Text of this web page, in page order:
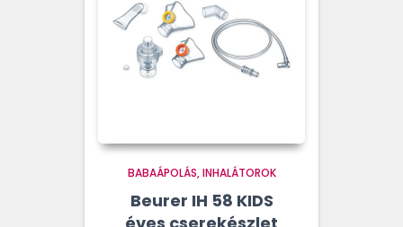
BABAÁPOLÁS INHALÁTOROK
Beurer IH 58 KIDS